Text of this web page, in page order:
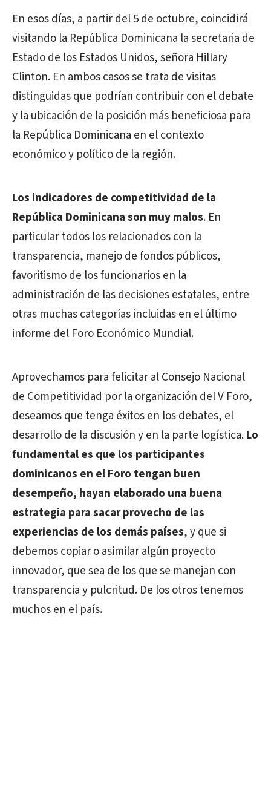
En esos días, a partir del 5 de octubre, coincidirá
visitando la República Dominicana la secretaria de
Estado de los Estados Unidos, señora Hillary
Clinton. En ambos casos se trata de visitas
distinguidas que podrían contribuir con el debate
y la ubicación de la posición más beneficiosa para
la República Dominicana en el contexto
económico y político de la región.
Los indicadores de competitividad de la
República Dominicana son muy malos. En
particular todos los relacionados con la
transparencia, manejo de fondos públicos,
favoritismo de los funcionarios en la
administración de las decisiones estatales, entre
otras muchas categorías incluidas en el último
informe del Foro Económico Mundial.
Aprovechamos para felicitar al Consejo Nacional
de Competitividad por la organización del V Foro,
deseamos que tenga éxitos en los debates, el
desarrollo de la discusión y en la parte logística.Lo
fundamental es que los participantes
dominicanos en el Foro tengan buen
desempeño, hayan elaborado una buena
estrategia para sacar provecho de las
experiencias de los demás países, y que si
debemos copiar o asimilar algún proyecto
innovador, que sea de los que se manejan con
transparencia y pulcritud. De los otros tenemos
muchos en el país.